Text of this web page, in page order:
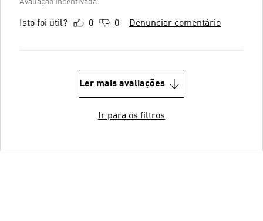
Avaliação Incentivada
Isto foi útil? 0 0 Denunciar comentário
Ler mais avaliações
Ir para os filtros